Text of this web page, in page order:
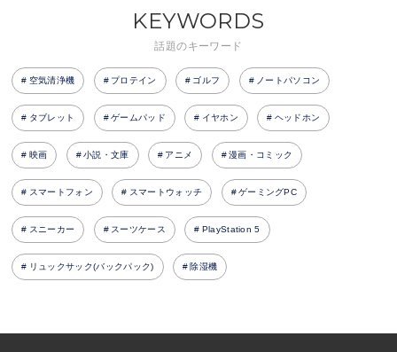
KEYWORDS
話題のキーワード
空気清浄機 プロテイン ゴルフ ノートパソコン
タブレット ゲームパッド イヤホン ヘッドホン
映画 小説・文庫 アニメ 漫画・コミック
スマートフォン スマートウォッチ ゲーミングPC
スニーカー スーツケース PlayStation 5
リュックサック(バックパック) 除湿機